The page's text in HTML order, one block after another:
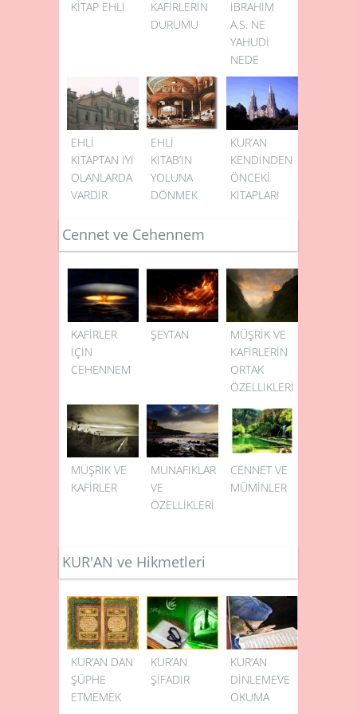
KİTAP EHLİ
KAFİRLERİN
DURUMU
İBRAHİM
A.S. NE
YAHUDİ
NEDE
HİRİSTİYANDI
EHLİ
KİTAPTAN İYİ
OLANLARDA
VARDIR
EHLİ
KİTAB’IN
YOLUNA
DÖNMEK
KUR’AN
KENDİNDEN
ÖNCEKİ
KİTAPLARI
Cennet ve Cehennem
KAFİRLER
İÇİN
CEHENNEM
ŞEYTAN
MÜŞRİK VE
KAFİRLERİN
ORTAK
ÖZELLİKLERİ
MÜŞRİK VE
KAFİRLER
MUNAFIKLAR
VE
ÖZELLİKLERİ
CENNET VE
MÜMİNLER
KUR'AN ve Hikmetleri
KUR’AN DAN
ŞÜPHE
ETMEMEK
KUR’AN
ŞİFADIR
KUR’AN
DİNLEMEVE
OKUMA